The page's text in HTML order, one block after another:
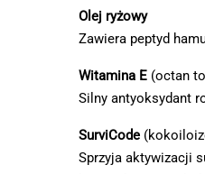
Olej ryżowy
Zawiera peptyd
Witamina Е (octan
Silny antyoksydant
SurviCode
Sprzyja aktywizacji